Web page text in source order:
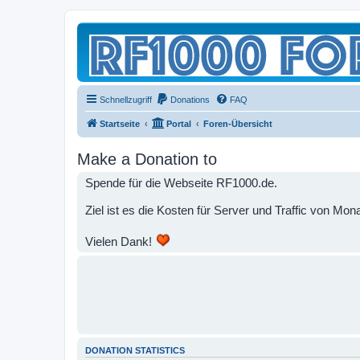
Schnellzugriff Donations FAQ
Startseite Portal Foren-Übersicht
Make a Donation to
Spende für die Webseite RF1000.de.
Ziel ist es die Kosten für Server und Traffic von
Vielen Dank!
DONATION STATISTICS